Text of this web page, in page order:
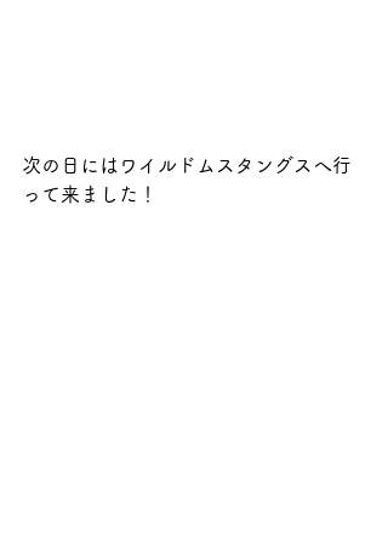
次の日にはワイルドムスタングスへ行
って来ました！